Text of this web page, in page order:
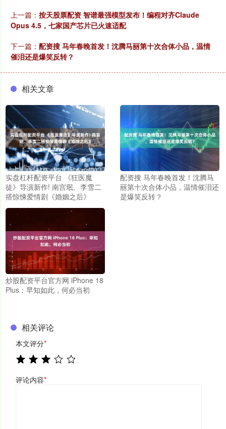
上一篇： 按天股票配资 智谱最强模型发布！编程对齐Claude
Opus 4.5，七家国产芯片已火速适配
下一篇： 配资搜 马年春晚首发！沈腾马丽第十次合体小品，温情
催泪还是爆笑反转？
相关文章
实盘杠杆配资平台 《狂医魔
徒》导演新作! 南宫珉、李雪二
搭惊悚爱情剧《婚姻之后》
配资搜 马年春晚首发！沈腾马
丽第十次合体小品，温情催泪还
是爆笑反转？
炒股配资平台官方网 iPhone 18
Plus：早知如此，何必当初
相关评论
本文评分*
评论内容*